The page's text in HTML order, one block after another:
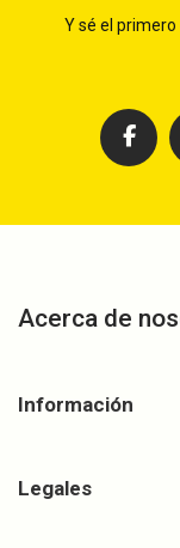
Y sé el
Acerca de
Información
Legales